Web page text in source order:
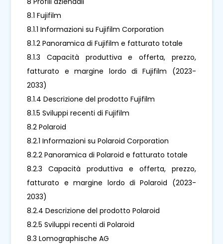
8.1 Fujifilm
8.1.1 Informazioni su Fujifilm Corporation
8.1.2 Panoramica di Fujifilm e fatturato totale
8.1.3 Capacità produttiva e offerta, prezzo,
fatturato e margine lordo di Fujifilm (2023-
2033)
8.1.4 Descrizione del prodotto Fujifilm
8.1.5 Sviluppi recenti di Fujifilm
8.2 Polaroid
8.2.1 Informazioni su Polaroid Corporation
8.2.2 Panoramica di Polaroid e fatturato totale
8.2.3 Capacità produttiva e offerta, prezzo,
fatturato e margine lordo di Polaroid (2023-
2033)
8.2.4 Descrizione del prodotto Polaroid
8.2.5 Sviluppi recenti di Polaroid
8.3 Lomographische AG